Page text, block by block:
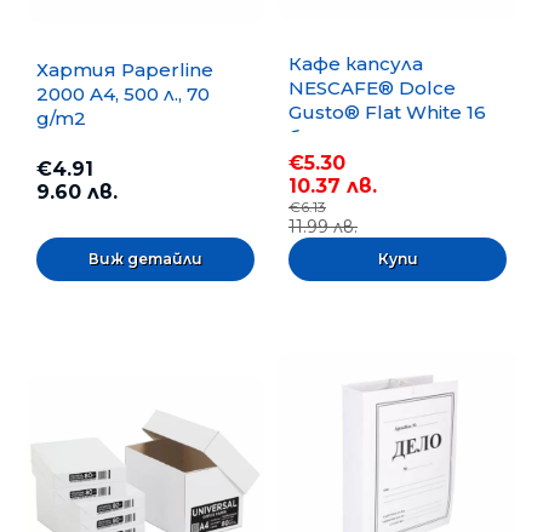
Хартия Paperline
2000 A4, 500 л., 70
g/m2
€4.91
9.60 лв.
Виж детайли
Кафе капсула
NESCAFE® Dolce
Gusto® Flat White 16
бр.
€5.30
10.37 лв.
€6.13
11.99 лв.